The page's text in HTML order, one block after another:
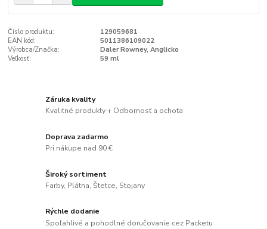
Číslo produktu:
129059681
EAN kód:
5011386109022
Výrobca/Značka:
Daler Rowney, Anglicko
Veľkosť:
59 ml
Záruka kvality
Kvalitné produkty + Odbornosť a ochota
Doprava zadarmo
Pri nákupe nad 90 €
Široký sortiment
Farby, Plátna, Štetce, Stojany
Rýchle dodanie
Spoľahlivé a pohodlné doručovanie cez Packetu